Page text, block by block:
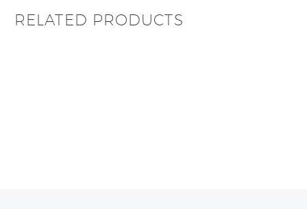
RELATED PRODUCTS
Jac Bico – Dear